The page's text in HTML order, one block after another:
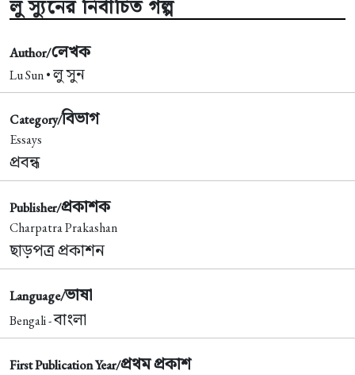
লু স্যুনের নির্বাচিত গল্প
Author/লেখক
Lu Sun •লু সুন
Category/বিভাগ
Essays
প্রবন্ধ
Publisher/প্রকাশক
Charpatra Prakashan
ছাড়পত্র প্রকাশন
Language/ভাষা
Bengali -বাংলা
First Publication Year/প্রথম প্রকাশ